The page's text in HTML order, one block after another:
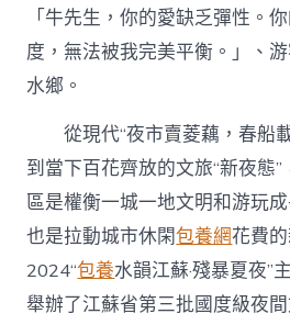
「牛先生，你的愛缺乏彈性。
度，無法被我完美平衡。」、
水鄉。
從現代“夜市賣菱藕，春船
到當下百花齊放的文旅“新夜態
區是權衡一城一地文明和游玩
也是拉動城市休閑包養網花費
2024“包養水韻江蘇·殘暴夏夜”
舉辦了江蘇省第三批國度級夜